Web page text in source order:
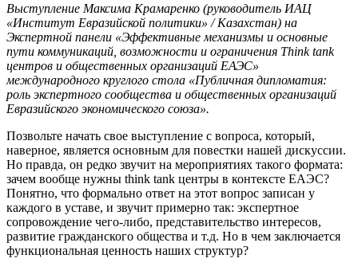
Выступление Максима Крамаренко (руководитель ИАЦ
«Институт Евразийской политики» / Казахстан) на
Экспертной панели «Эффективные механизмы и основные
пути коммуникаций, возможности и ограничения Think tank
центров и общественных организаций ЕАЭС»
международного круглого стола «Публичная дипломатия:
роль экспертного сообщества и общественных организаций
Евразийского экономического союза».
Позвольте начать свое выступление с вопроса, который,
наверное, является основным для повестки нашей дискуссии.
Но правда, он редко звучит на мероприятиях такого формата:
зачем вообще нужны think tank центры в контексте ЕАЭС?
Понятно, что формально ответ на этот вопрос записан у
каждого в уставе, и звучит примерно так: экспертное
сопровождение чего-либо, представительство интересов,
развитие гражданского общества и т.д. Но в чем заключается
функциональная ценность наших структур?